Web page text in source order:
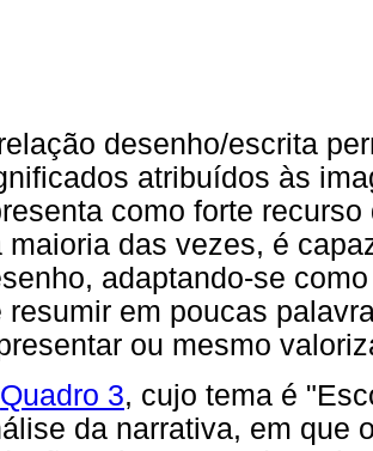
desenho/escrita
atribuídos às
como forte
maioria das vezes, é
adaptando-se
resumir em poucas
ou mesmo
Quadro 3, cujo tema é
da narrativa, em que